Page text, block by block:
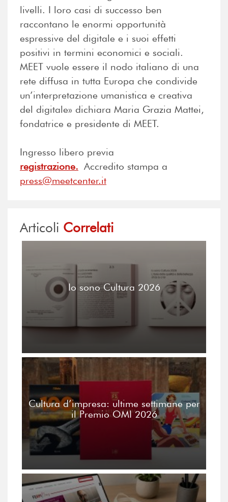
livelli. I loro casi di successo ben
raccontano le enormi opportunità
espressive del digitale e i suoi effetti
positivi in termini economici e sociali.
MEET vuole essere il nodo italiano di una
rete diffusa in tutta Europa che condivide
un’interpretazione umanistica e creativa
del digitale» dichiara Maria Grazia Mattei,
fondatrice e presidente di MEET.
Ingresso libero previa
registrazione. Accredito stampa a
press@meetcenter.it
Articoli Correlati
Io sono Cultura 2026
Cultura d’impresa: ultime settimane per
il Premio OMI 2026